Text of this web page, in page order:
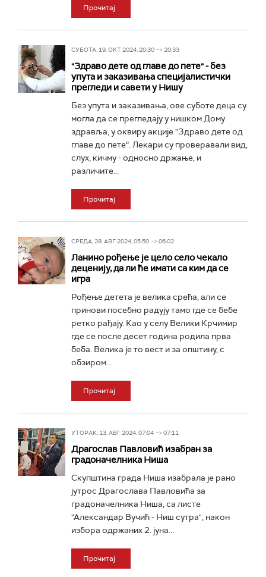
Прочитај
СУБОТА, 19. ОКТ 2024, 20:30 -> 20:33
"Здраво дете од главе до пете" - без
упута и заказивања специјалистички
прегледи и савети у Нишу
Без упута и заказивања, ове суботе деца су
могла да се прегледају у нишком Дому
здравља, у оквиру акције "Здраво дете од
главе до пете“. Лекари су проверавали вид,
слух, кичму - односно држање, и
различите...
Прочитај
СРЕДА, 28. АВГ 2024, 05:50 -> 06:02
Ланино рођење је цело село чекало
деценију, да ли ће имати са ким да се
игра
Рођење детета је велика срећа, али се
принови посебно радују тамо где се бебе
ретко рађају. Као у селу Велики Крчимир
где се после десет година родила прва
беба. Велика је то вест и за општину, с
обзиром...
Прочитај
УТОРАК, 13. АВГ 2024, 07:04 -> 07:11
Драгослав Павловић изабран за
градоначелника Ниша
Скупштина града Ниша изабрала је рано
јутрос Драгослава Павловића за
градоначелника Ниша, са листе
"Александар Вучић - Ниш сутра", након
избора одржаних 2. јуна...
Прочитај